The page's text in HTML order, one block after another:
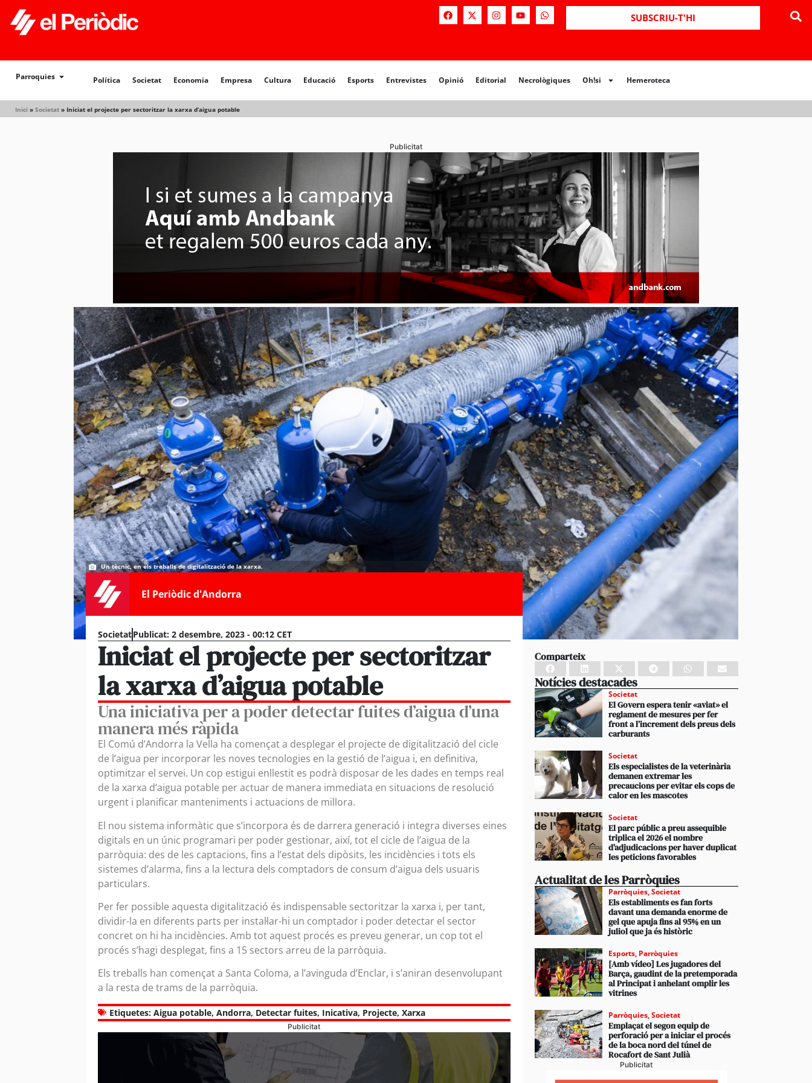
SUBSCRIU-T'HI
Parroquies Política Societat Economia Empresa Cultura Educació Esports Entrevistes Opinió Editorial Necrològiques Oh!si Hemeroteca
Inici » Societat » Iniciat el projecte per sectoritzar la xarxa d’aigua potable
Política Societat Opinió Editorial Necrològiques Hemeroteca
Publicitat
Un tècnic, en els treballs de digitalització de la xarxa.
El Periòdic d'Andorra
SocietatPublicat: 2 desembre, 2023 - 00:12 CET
Iniciat el projecte per sectoritzar
la xarxa d’aigua potable
Una iniciativa per a poder detectar fuites d’aigua d’una
manera més ràpida
El Comú d’Andorra la Vella ha començat a desplegar el projecte de digitalització del cicle
de l’aigua per incorporar les noves tecnologies en la gestió de l’aigua i, en definitiva,
optimitzar el servei. Un cop estigui enllestit es podrà disposar de les dades en temps real
de la xarxa d’aigua potable per actuar de manera immediata en situacions de resolució
urgent i planificar manteniments i actuacions de millora.
El nou sistema informàtic que s’incorpora és de darrera generació i integra diverses eines
digitals en un únic programari per poder gestionar, així, tot el cicle de l’aigua de la
parròquia: des de les captacions, fins a l’estat dels dipòsits, les incidències i tots els
sistemes d’alarma, fins a la lectura dels comptadors de consum d’aigua dels usuaris
particulars.
Per fer possible aquesta digitalització és indispensable sectoritzar la xarxa i, per tant,
dividir-la en diferents parts per instal·lar-hi un comptador i poder detectar el sector
concret on hi ha incidències. Amb tot aquest procés es preveu generar, un cop tot el
procés s’hagi desplegat, fins a 15 sectors arreu de la parròquia.
Els treballs han començat a Santa Coloma, a l’avinguda d’Enclar, i s’aniran desenvolupant
a la resta de trams de la parròquia.
Etiquetes: Aigua potable, Andorra, Detectar fuites, Inicativa, Projecte, Xarxa
Publicitat
Comparteix
Notícies destacades
Societat
El Govern espera tenir «aviat» el
reglament de mesures per fer
front a l’increment dels preus dels
carburants
Societat
Els especialistes de la veterinària
demanen extremar les
precaucions per evitar els cops de
calor en les mascotes
Societat
El parc públic a preu assequible
triplica el 2026 el nombre
d’adjudicacions per haver duplicat
les peticions favorables
Actualitat de les Parròquies
Parròquies,Societat
Els establiments es fan forts
davant una demanda enorme de
gel que apuja fins al 95% en un
juliol que ja és històric
Esports, Parròquies
[Amb vídeo] Les jugadores del
Barça, gaudint de la pretemporada
al Principat i anhelant omplir les
vitrines
Parròquies,Societat
Emplaçat el segon equip de
perforació per a iniciar el procés
de la boca nord del túnel de
Rocafort de Sant Julià
Publicitat